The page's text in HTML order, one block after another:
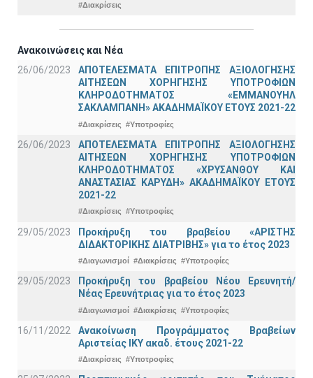
#Διακρίσεις
Ανακοινώσεις και Νέα
26/06/2023
ΑΠΟΤΕΛΕΣΜΑΤΑ ΕΠΙΤΡΟΠΗΣ ΑΞΙΟΛΟΓΗΣΗΣ
ΑΙΤΗΣΕΩΝ ΧΟΡΗΓΗΣΗΣ ΥΠΟΤΡΟΦΙΩΝ
ΚΛΗΡΟΔΟΤΗΜΑΤΟΣ «ΕΜΜΑΝΟΥΗΛ
ΣΑΚΛΑΜΠΑΝΗ» ΑΚΑΔΗΜΑΪΚΟΥ ΕΤΟΥΣ 2021-22
#Διακρίσεις #Υποτροφίες
26/06/2023
ΑΠΟΤΕΛΕΣΜΑΤΑ ΕΠΙΤΡΟΠΗΣ ΑΞΙΟΛΟΓΗΣΗΣ
ΑΙΤΗΣΕΩΝ ΧΟΡΗΓΗΣΗΣ ΥΠΟΤΡΟΦΙΩΝ
ΚΛΗΡΟΔΟΤΗΜΑΤΟΣ «ΧΡΥΣΑΝΘΟΥ ΚΑΙ
ΑΝΑΣΤΑΣΙΑΣ ΚΑΡΥΔΗ» ΑΚΑΔΗΜΑΪΚΟΥ ΕΤΟΥΣ
2021-22
#Διακρίσεις #Υποτροφίες
29/05/2023
Προκήρυξη του βραβείου «ΑΡΙΣΤΗΣ
ΔΙΔΑΚΤΟΡΙΚΗΣ ΔΙΑΤΡΙΒΗΣ» για το έτος 2023
#Διαγωνισμοί #Διακρίσεις #Υποτροφίες
29/05/2023
Προκήρυξη του βραβείου Νέου Ερευνητή/
Νέας Ερευνήτριας για το έτος 2023
#Διαγωνισμοί #Διακρίσεις #Υποτροφίες
16/11/2022
Ανακοίνωση Προγράμματος Βραβείων
Αριστείας ΙΚΥ ακαδ. έτους 2021-22
#Διακρίσεις #Υποτροφίες